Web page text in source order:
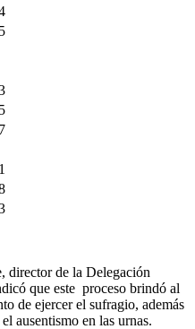
director de la Delegación
que este proceso brindó al
de ejercer el sufragio, además
ausentismo en las urnas.